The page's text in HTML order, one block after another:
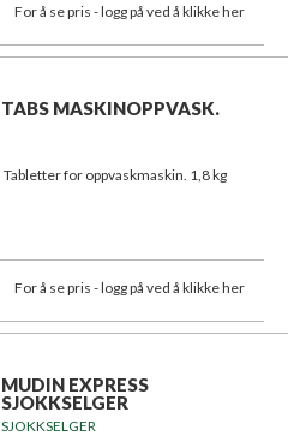
For å se pris - logg på ved å klikke her
TABS MASKINOPPVASK.
Tabletter for oppvaskmaskin. 1,8 kg
For å se pris - logg på ved å klikke her
MUDIN EXPRESS
SJOKKSELGER
SJOKKSELGER